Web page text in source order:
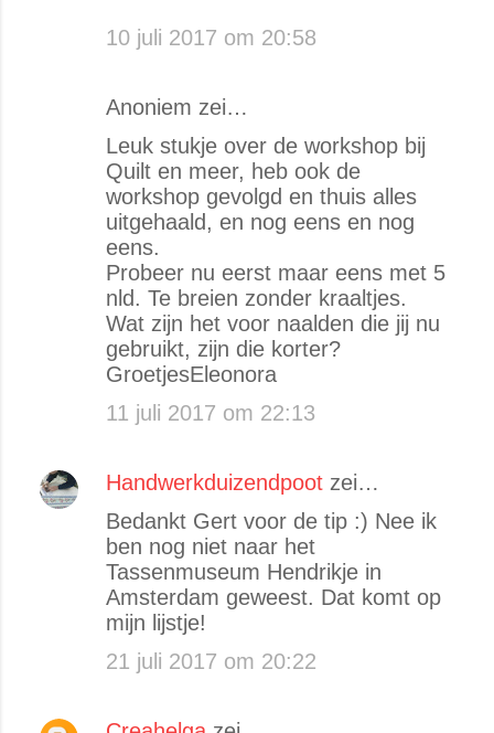
10 juli 2017 om 20:58
Anoniem zei…
Leuk stukje over de workshop bij
Quilt en meer, heb ook de
workshop gevolgd en thuis alles
uitgehaald, en nog eens en nog
eens.
Probeer nu eerst maar eens met 5
nld. Te breien zonder kraaltjes.
Wat zijn het voor naalden die jij nu
gebruikt, zijn die korter?
GroetjesEleonora
11 juli 2017 om 22:13
Handwerkduizendpoot zei…
Bedankt Gert voor de tip :) Nee ik
ben nog niet naar het
Tassenmuseum Hendrikje in
Amsterdam geweest. Dat komt op
mijn lijstje!
21 juli 2017 om 20:22